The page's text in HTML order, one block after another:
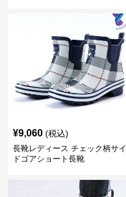
¥9,060 (税込)
長靴レディース チェック柄サイ
ドゴアショート長靴